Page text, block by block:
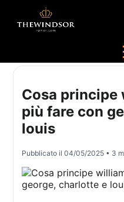
Cosa principe
più fare con
louis
Pubblicato il04/05/2025 • 3